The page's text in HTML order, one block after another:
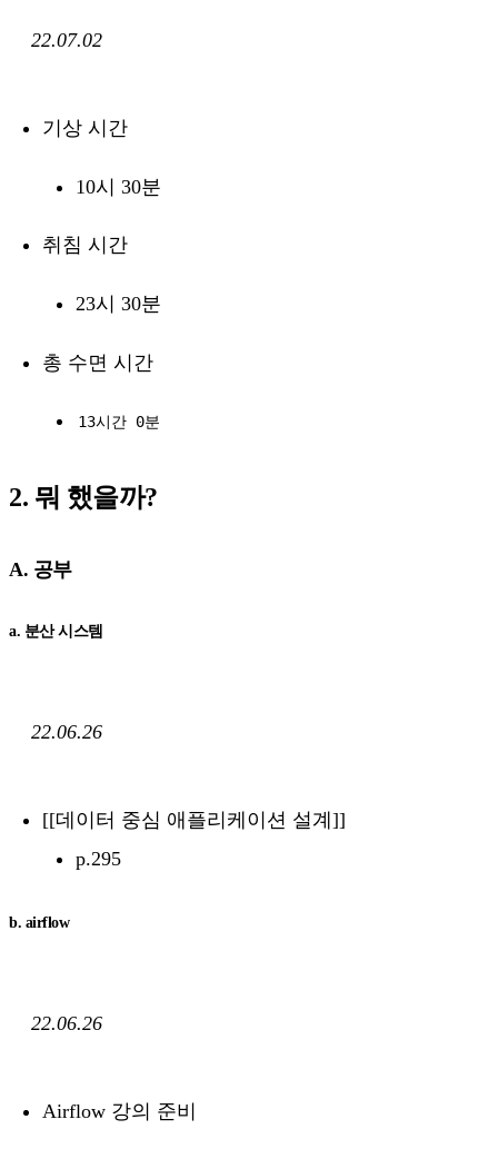
22.07.02
기상 시간
10시 30분
취침 시간
23시 30분
총 수면 시간
13시간 0분
2. 뭐 했을까?
A. 공부
a. 분산 시스템
22.06.26
[[데이터 중심 애플리케이션 설계]]
p.295
b. airflow
22.06.26
Airflow 강의 준비